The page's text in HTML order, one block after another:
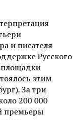
и писателя
Русского
площадки
этим
За три
200 000
премьеры